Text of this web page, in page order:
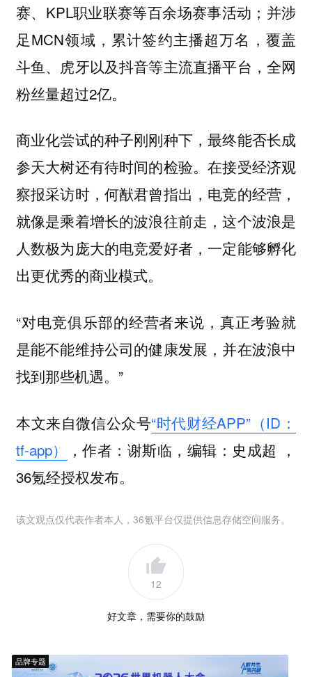
赛、KPL职业联赛等百余场赛事活动；并涉
足MCN领域，累计签约主播超万名，覆盖
斗鱼、虎牙以及抖音等主流直播平台，全网
粉丝量超过2亿。
商业化尝试的种子刚刚种下，最终能否长成
参天大树还有待时间的检验。在接受经济观
察报采访时，何猷君曾指出，电竞的经营，
就像是乘着增长的波浪往前走，这个波浪是
人数极为庞大的电竞爱好者，一定能够孵化
出更优秀的商业模式。
“对电竞俱乐部的经营者来说，真正考验就
是能不能维持公司的健康发展，并在波浪中
找到那些机遇。”
本文来自微信公众号“时代财经APP”（ID：
tf-app）
，作者：谢斯临，编辑：史成超 ，
36氪经授权发布。
该文观点仅代表作者本人，36氪平台仅提供信息存储空间服务。
12
好文章，需要你的鼓励
品牌专题